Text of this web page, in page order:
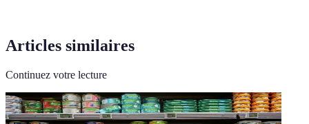
Articles similaires
Continuez votre lecture